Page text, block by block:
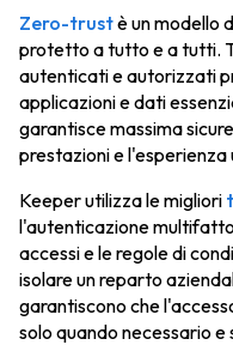
Zero-trustè un modello
protetto a tutto e a tutti.
autenticati e autorizzati
applicazioni e dati
garantisce massima
prestazioni e l'esperienza
Keeper utilizza le migliori
l'autenticazione
accessi e le regole di
isolare un reparto
garantiscono che
solo quando necessario